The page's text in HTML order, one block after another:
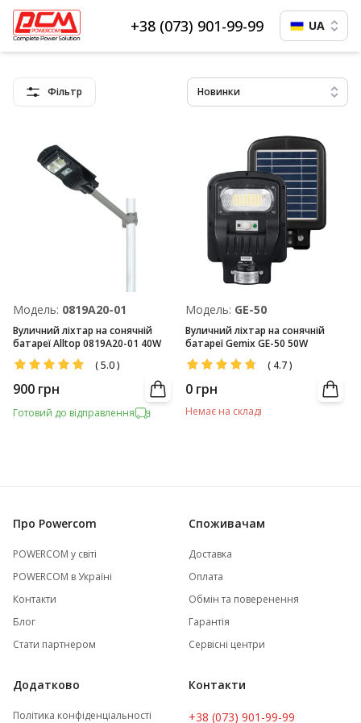
+38 (073) 901-99-99 UA
Фільтр Новинки
Модель: 0819А20-01
Вуличний ліхтар на сонячній
батареї Alltop 0819А20-01 40W
(5.0)
900 грн
Готовий до відправлення
Модель: GE-50
Вуличний ліхтар на сонячній
батареї Gemix GE-50 50W
( 4.7)
0 грн
Немає на складі
Про Powercom
POWERCOM у світі
POWERCOM в Україні
Контакти
Блог
Стати партнером
Споживачам
Доставка
Оплата
Обмін та поверенення
Гарантія
Сервісні центри
Додатково
Політика конфіденціальності
Контакти
+38 (073) 901-99-99